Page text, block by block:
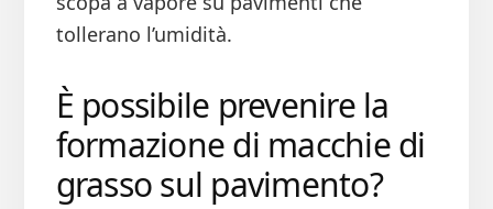
tollerano l’umidità.
È possibile prevenire la
formazione di macchie di
grasso sul pavimento?